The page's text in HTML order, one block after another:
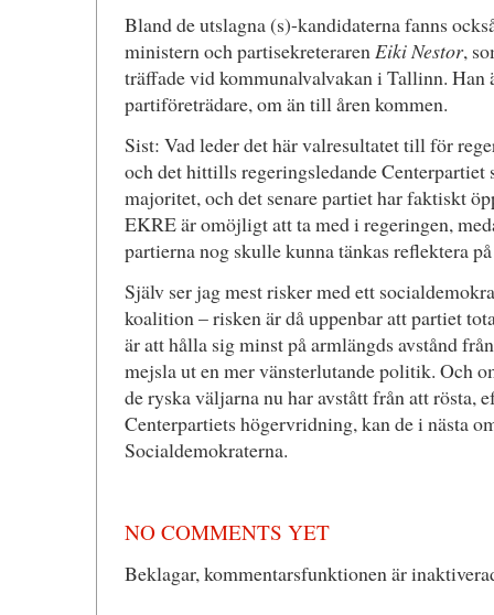
Bland de utslagna (s)-kandidaterna fanns
ministern och partisekreterarenEiki Nestor,
träffade vid kommunalvalvakan i Tallinn. Han
partiföreträdare, om än till åren kommen.
Sist: Vad leder det här valresultatet till för
och det hittills regeringsledande
majoritet, och det senare partiet har faktiskt
EKRE är omöjligt att ta med i regeringen,
partierna nog skulle kunna tänkas reflektera
Själv ser jag mest risker med ett
koalition – risken är då uppenbar att partiet
är att hålla sig minst på armlängds avstånd
mejsla ut en mer vänsterlutande politik. Och
de ryska väljarna nu har avstått från att rösta,
Centerpartiets högervridning, kan de i nästa
Socialdemokraterna.
NO COMMENTS YET
Beklagar, kommentarsfunktionen är